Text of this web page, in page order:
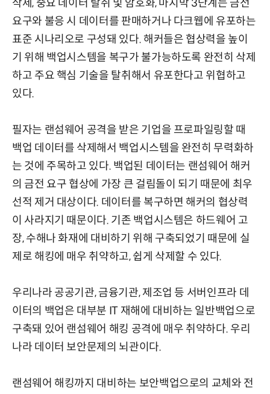
삭제, 중요 데이터 탈취 및 암호화, 마지막 3단계는 금전
요구와 불응 시 데이터를 판매하거나 다크웹에 유포하는
표준 시나리오로 구성돼 있다. 해커들은 협상력을 높이
기 위해 백업시스템을 복구가 불가능하도록 완전히 삭제
하고 주요 핵심 기술을 탈취해서 유포한다고 위협하고
있다.
필자는 랜섬웨어 공격을 받은 기업을 프로파일링할 때
백업 데이터를 삭제해서 백업시스템을 완전히 무력화하
는 것에 주목하고 있다. 백업된 데이터는 랜섬웨어 해커
의 금전 요구 협상에 가장 큰 걸림돌이 되기 때문에 최우
선적 제거 대상이다. 데이터를 복구하면 해커의 협상력
이 사라지기 때문이다. 기존 백업시스템은 하드웨어 고
장, 수해나 화재에 대비하기 위해 구축되었기 때문에 실
제로 해킹에 매우 취약하고, 쉽게 삭제할 수 있다.
우리나라 공공기관, 금융기관, 제조업 등 서버인프라 데
이터의 백업은 대부분 IT 재해에 대비하는 일반백업으로
구축돼 있어 랜섬웨어 해킹 공격에 매우 취약하다. 우리
나라 데이터 보안문제의 뇌관이다.
랜섬웨어 해킹까지 대비하는 보안백업으로의 교체와 전